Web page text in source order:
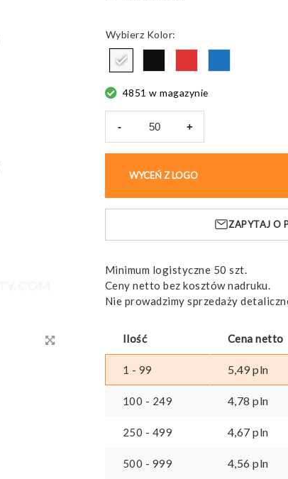
Kolor
4851 w magazynie
-
Rimma
z
niebieskim
+
WYCEŃ Z LOGO
ZAPYTAJ O
Minimum logistyczne 50 szt.
Ceny netto bez kosztów nadruku.
Nie prowadzimy sprzedaży
Ilość Cena netto
1 - 99 5,49pln
100 - 249 4,78pln
250 - 499 4,67pln
500 - 999 4,56pln